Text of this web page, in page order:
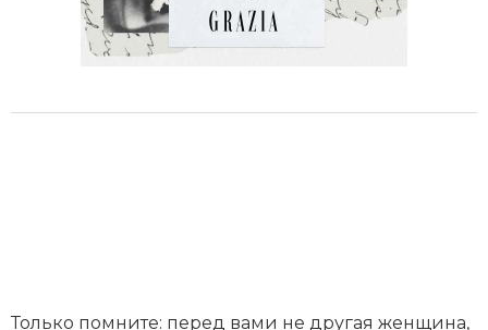
Только помните: перед вами не другая женщина,